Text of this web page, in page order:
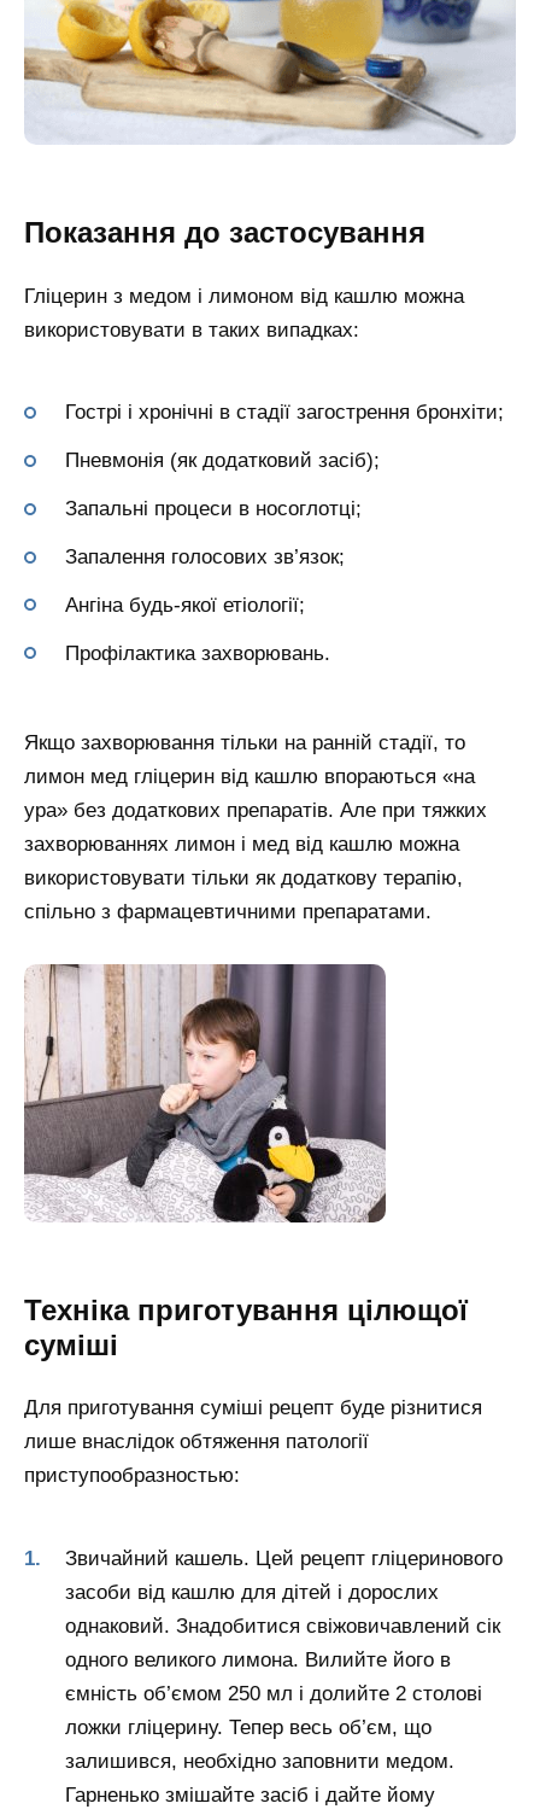
Показання до застосування
Гліцерин з медом і лимоном від кашлю можна
використовувати в таких випадках:
Гострі і хронічні в стадії загострення бронхіти;
Пневмонія (як додатковий засіб);
Запальні процеси в носоглотці;
Запалення голосових зв’язок;
Ангіна будь-якої етіології;
Профілактика захворювань.
Якщо захворювання тільки на ранній стадії, то
лимон мед гліцерин від кашлю впораються «на
ура» без додаткових препаратів. Але при тяжких
захворюваннях лимон і мед від кашлю можна
використовувати тільки як додаткову терапію,
спільно з фармацевтичними препаратами.
Техніка приготування цілющої
суміші
Для приготування суміші рецепт буде різнитися
лише внаслідок обтяження патології
приступообразностью:
Звичайний кашель. Цей рецепт гліцеринового
засоби від кашлю для дітей і дорослих
однаковий. Знадобитися свіжовичавлений сік
одного великого лимона. Вилийте його в
ємність об’ємом 250 мл і долийте 2 столові
ложки гліцерину. Тепер весь об’єм, що
залишився, необхідно заповнити медом.
Гарненько змішайте засіб і дайте йому